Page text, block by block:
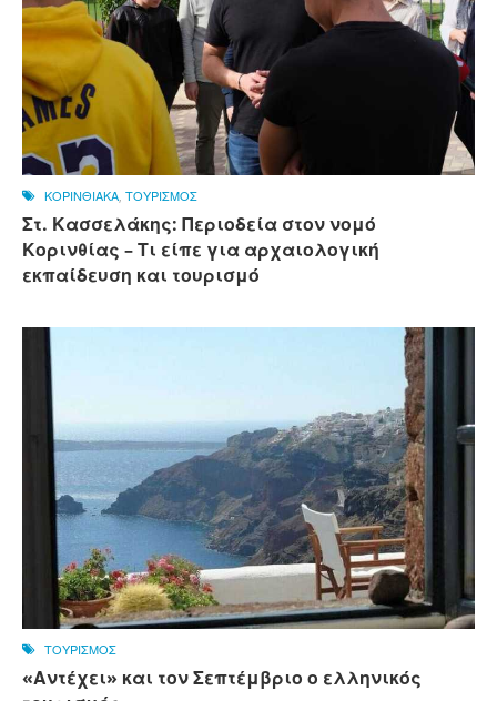
ΚΟΡΙΝΘΙΑΚΑ ΤΟΥΡΙΣΜΟΣ
Στ. Κασσελάκης: Περιοδεία στον νομό
Κορινθίας – Τι είπε για αρχαιολογική
εκπαίδευση και τουρισμό
ΤΟΥΡΙΣΜΟΣ
«Αντέχει» και τον Σεπτέμβριο ο ελληνικός